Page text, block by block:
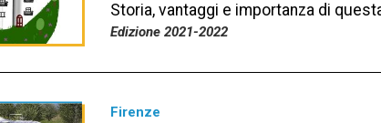
Storia, vantaggi e importanza di
Edizione 2021-2022
Firenze